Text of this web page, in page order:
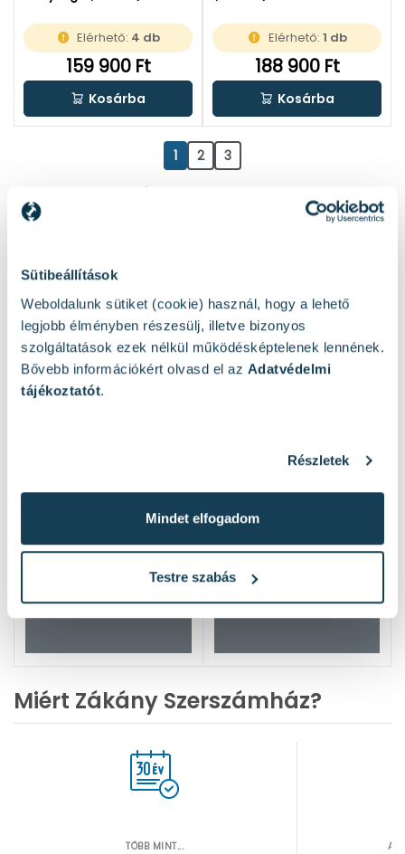
Sütibeállítások
Weboldalunk sütiket (cookie) használ, hogy a lehető
legjobb élményben részesülj, illetve bizonyos
szolgáltatások ezek nélkül működésképtelenek lennének.
Bővebb információkért olvasd el az Adatvédelmi
tájékoztatót.
Részletek
Mindet elfogadom
Testre szabás
Elérhető: 4 db
159 900 Ft
Kosárba
metaBOX-ban
Elérhető: 1 db
188 900 Ft
Kosárba
1 2 3
Népszerű termékek
Miért Zákány Szerszámház?
TÖBB MINT...